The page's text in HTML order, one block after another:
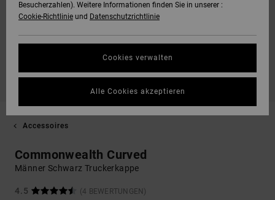
Accessoires
Commonwealth Curved
Männer Schwarz Truckerkappe
4.5 (4 BEWERTUNGEN)
Besucherzahlen). Weitere Informationen finden Sie in unserer :
Cookie-Richtlinie und Datenschutzrichtlinie
Cookies verwalten
Alle Cookies akzeptieren